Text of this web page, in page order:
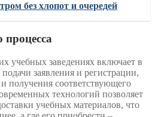
без хлопот и очередей
процесса
учебных заведениях включает в
заявления и регистрации,
получения соответствующего
технологий позволяет
учебных материалов, что